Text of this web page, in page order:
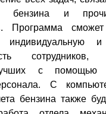
бензина и
Программа
индивидуальную и
сотрудников,
с помощью
С
бензина также